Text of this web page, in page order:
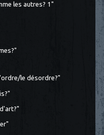
les autres? 1"
le désordre?"